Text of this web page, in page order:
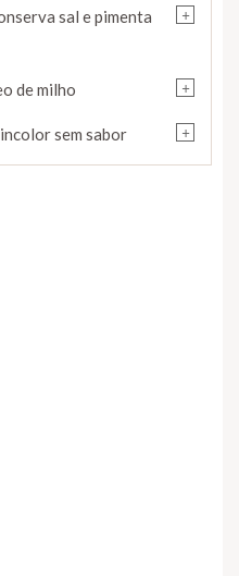
+
sal e pimenta
+
de milho
+
sem sabor